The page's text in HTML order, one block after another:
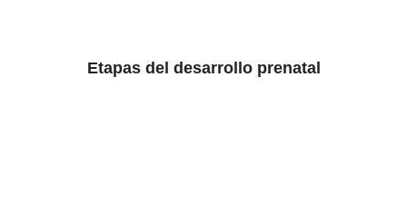
Etapas del desarrollo prenatal